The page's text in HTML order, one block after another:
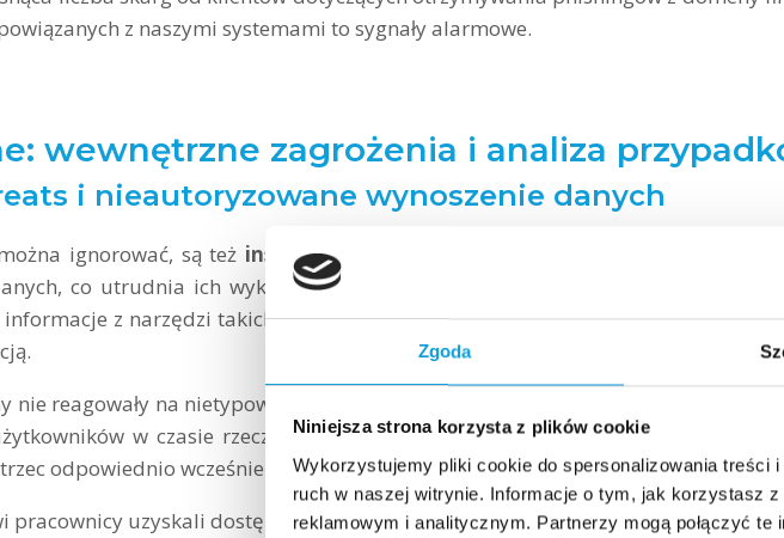
Zgoda
Niniejsza strona korzysta z plików cookie
Wykorzystujemy pliki cookie do spersonalizowania treści
ruch w naszej witrynie. Informacje o tym, jak korzystasz
reklamowym i analitycznym. Partnerzy mogą połączyć
z naszymi systemami to sygnały alarmowe.
wewnętrzne zagrożenia i analiza
i nieautoryzowane wynoszenie danych
ignorować, są też insiderzy. Konkretnie są to osoby zatrudnione w
co utrudnia ich wykrycie.Przypadek firmy
z narzędzi takich jak Slack czy Salesforce i dopiero po czasie odkryto,
nie reagowały na nietypowe wzorce wyszukiwania ani zwiększony wolumen
w czasie rzeczywistym oraz stosowałaanalitykę behawioralną
odpowiednio wcześnie.
pracownicy uzyskali dostęp do kont administracyjnych i utworzyli kilkaset kont